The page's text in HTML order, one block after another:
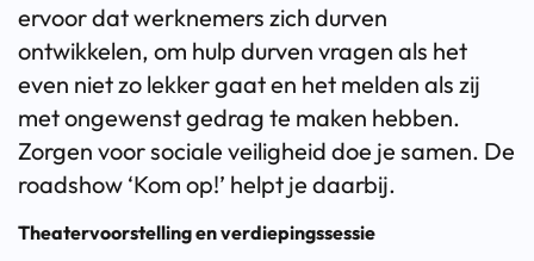
ervoor dat werknemers zich durven
ontwikkelen, om hulp durven vragen als het
even niet zo lekker gaat en het melden als zij
met ongewenst gedrag te maken hebben.
Zorgen voor sociale veiligheid doe je samen. De
roadshow ‘Kom op!’ helpt je daarbij.
Theatervoorstelling en verdiepingssessie